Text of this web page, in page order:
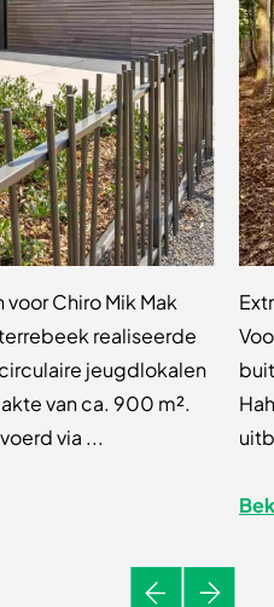
Chiro Mik Mak
realiseerde
jeugdlokalen
van ca. 900 m².
via ...